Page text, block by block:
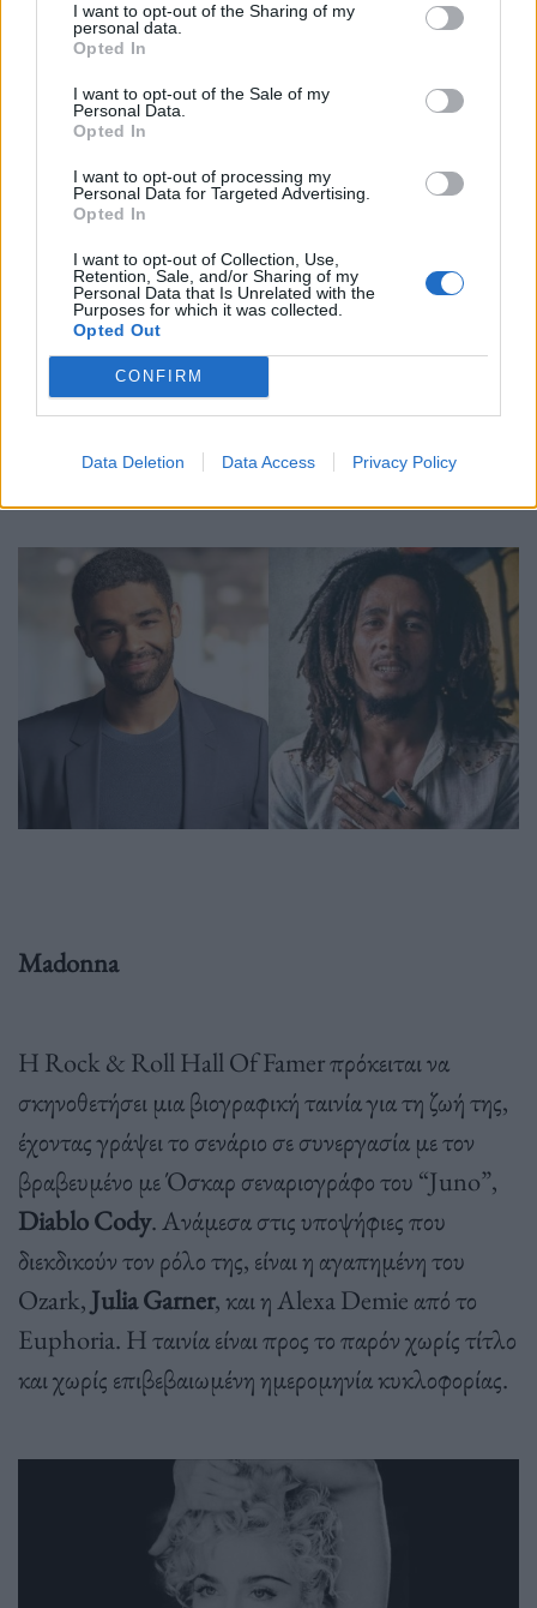
I want to opt-out of the Sharing of my
personal data.
Opted In
I want to opt-out of the Sale of my
Personal Data.
Opted In
I want to opt-out of processing my
Personal Data for Targeted Advertising.
Opted In
I want to opt-out of Collection, Use,
Retention, Sale, and/or Sharing of my
Personal Data that Is Unrelated with the
Purposes for which it was collected.
Opted Out
CONFIRM
Data Deletion Data Access Privacy Policy
την ιστορία του Bob Marley σε μια βιογραφική
κυκλοφορήσει τον Ιανουάριο του
. Η ταινία θα
επικεντρωθεί κυρίως στην παραγωγή του άλμπουμ
“Exodus” που κυκλοφόρησε το 1977. Ο γιος του
Bob Marley, Ziggy, φέρεται να συμβουλεύτηκε τον
Green για τη δημιουργία της ταινίας. Επιπλέον, η
χήρα του Bob Marley, Rita, και η κόρη του,
Cedella, είναι executive producers της βιογραφικής
ταινίας καθιστώντας την «οικογενειακή υπόθεση».
Τον Bob Marley αναμένεται να υποδυθεί οKingsley
Ben-Adir(“One Night in Miami”).
Madonna
H Rock & Roll Hall Of Famer πρόκειται να
σκηνοθετήσει μια βιογραφική ταινία για τη ζωή της,
έχοντας γράψει το σενάριο σε συνεργασία με τον
βραβευμένο με Όσκαρ σεναριογράφο του “Juno”,
Diablo Cody. Ανάμεσα στις υποψήφιες που
διεκδικούν τον ρόλο της, είναι η αγαπημένη του
Ozark, Julia Garner, και η Alexa Demie από το
Euphoria. Η ταινία είναι προς το παρόν χωρίς τίτλο
και χωρίς επιβεβαιωμένη ημερομηνία κυκλοφορίας.